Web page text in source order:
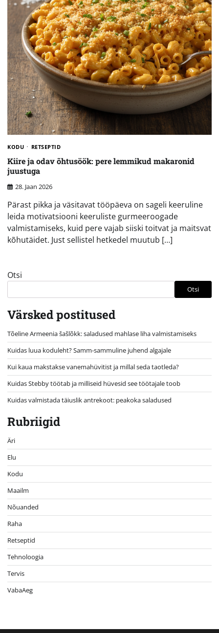
KODU RETSEPTID
Kiire ja odav õhtusöök: pere lemmikud makaronid
juustuga
28. Jaan 2026
Pärast pikka ja väsitavat tööpäeva on sageli keeruline
leida motivatsiooni keeruliste gurmeeroogade
valmistamiseks, kuid pere vajab siiski toitvat ja maitsvat
kõhutäidet. Just sellistel hetkedel muutub […]
Otsi
Otsi
Värsked postitused
Tõeline Armeenia šašlõkk: saladused mahlase liha valmistamiseks
Kuidas luua koduleht? Samm-sammuline juhend algajale
Kui kaua makstakse vanemahüvitist ja millal seda taotleda?
Kuidas Stebby töötab ja milliseid hüvesid see töötajale toob
Kuidas valmistada täiuslik antrekoot: peakoka saladused
Rubriigid
Äri
Elu
Kodu
Maailm
Nõuanded
Raha
Retseptid
Tehnoloogia
Tervis
VabaAeg